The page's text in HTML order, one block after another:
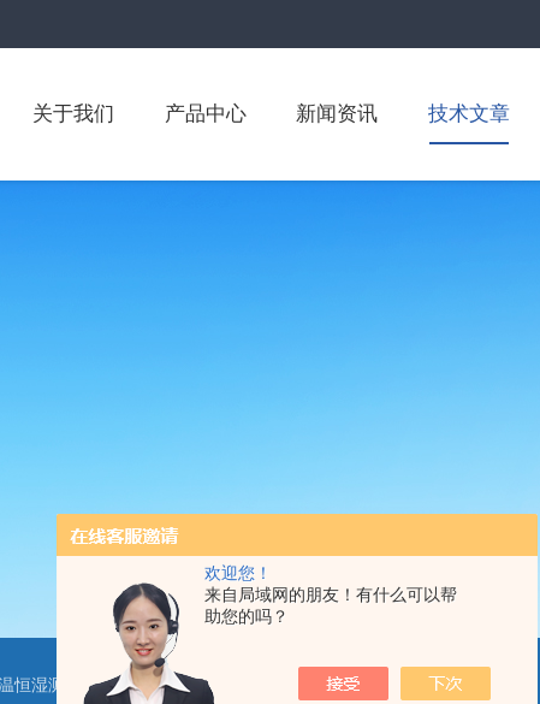
欢迎您！
来自局域网的朋友！有什么可以帮
助您的吗？
关于我们 产品中心 新闻资讯 技术文章
恒湿测试舱、净化材料测试舱